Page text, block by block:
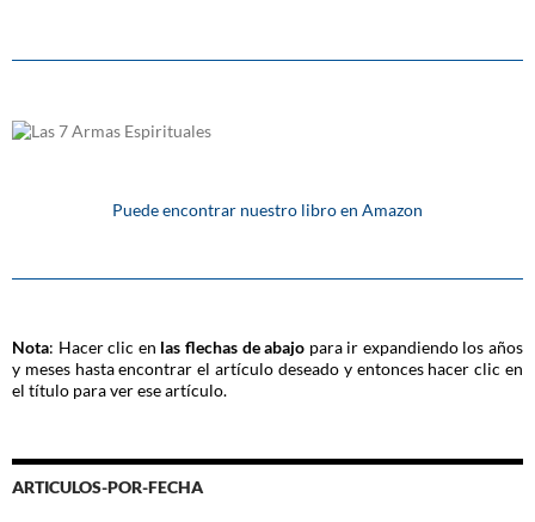
Puede encontrar nuestro libro en Amazon
Nota: Hacer clic en las flechas de abajo para ir expandiendo los años
y meses hasta encontrar el artículo deseado y entonces hacer clic en
el título para ver ese artículo.
ARTICULOS-POR-FECHA